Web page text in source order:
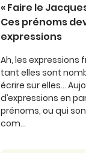
« Faire le
Ces prénoms
expressions
Ah, les expressions
tant elles sont
écrire sur elles…
d’expressions en
prénoms, ou qui
com...